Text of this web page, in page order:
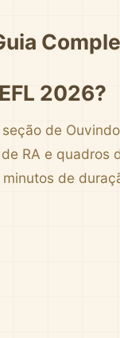
2026?
de
RA e quadros
de